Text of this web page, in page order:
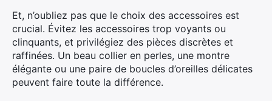
Et, n’oubliez pas que le choix des accessoires est
crucial. Évitez les accessoires trop voyants ou
clinquants, et privilégiez des pièces discrètes et
raffinées. Un beau collier en perles, une montre
élégante ou une paire de boucles d’oreilles délicates
peuvent faire toute la différence.